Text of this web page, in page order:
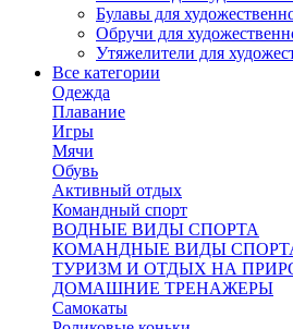
Булавы для
Обручи для
Утяжелители для
Все категории
Одежда
Плавание
Игры
Мячи
Обувь
Активный отдых
Командный спорт
ВОДНЫЕ ВИДЫ СПОРТА
КОМАНДНЫЕ ВИДЫ
ТУРИЗМ И ОТДЫХ НА
ДОМАШНИЕ ТРЕНАЖЕРЫ
Самокаты